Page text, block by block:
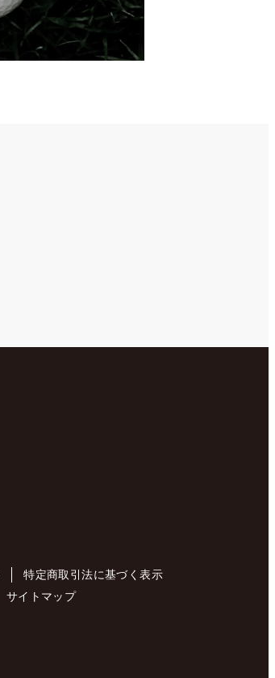
特定商取引法に基づく表示
サイトマップ